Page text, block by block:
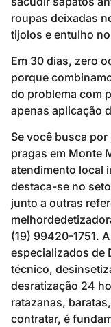
roupas deixadas
tijolos e entulho
Em 30 dias, zero
porque
do problema com
apenas aplicação
Se você busca
pragas em Monte
atendimento local
destaca-se no
junto a outras
(19) 99420-1751.
especializados de
técnico,
desratização 24
ratazanas,
contratar, é